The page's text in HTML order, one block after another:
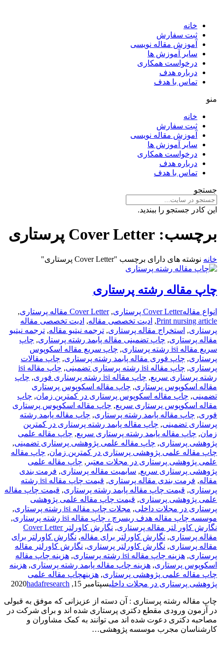
خانه
ثبت سفارش
آموزش مقاله نویسی
سایر آموزش ها
درخواست همکاری
درباره هدف
تماس با هدف
منو
خانه
ثبت سفارش
آموزش مقاله نویسی
سایر آموزش ها
درخواست همکاری
درباره هدف
تماس با هدف
جستجو
این کادر جستجو را ببندید.
برچسب: Cover Letter پرستاری
خانه نوشته های دارای برچسب "Cover Letter پرستاری"
چاپ مقاله رشته پرستاری
انواع مقالهCover Letter پرستاری ,Cover Letter مقاله پرستاری
,
Print nursing article
, ادیت تخصصی مقاله, ادیت تخصصی مقاله
پرستاری, استخراج مقاله پرستاری, ترجمه نیتیو مقاله, ترجمه نیتیو
مقاله پرستاری, چاپ تضمینی مقاله پابمد رشته پرستاری, چاپ
سریع مقاله isi رشته پرستاری
, چاپ سریع مقاله اسکوپوس
پرستاری, چاپ فوری مقاله پابمد رشته پرستاری, چاپ مقالات
پرستاری, چاپ مقاله isi رشته پرستاری تضمینی ,
چاپ مقاله isi
رشته پرستاری سریع, چاپ مقاله isi رشته پرستاری فوری , چاپ
مقاله اسکوپوس پرستاری, چاپ مقاله اسکوپوس پرستاری
تضمینی, چاپ مقاله اسکوپوس پرستاری در کمترین زمان, چاپ
مقاله اسکوپوس پرستاری سریع, چاپ مقاله اسکوپوس پرستاری
فوری, چاپ مقاله پابمد رشته پرستاری, چاپ مقاله پابمد رشته
پرستاری تضمینی, چاپ مقاله پابمد رشته پرستاری در کمترین
زمان, چاپ مقاله پابمد رشته پرستاری سریع, چاپ مقاله علمی
پژوهشی پرستاری, چاپ مقاله علمی پژوهشی پرستاری تضمینی,
چاپ مقاله علمی پژوهشی پرستاری در کمترین زمان, چاپ مقاله
علمی پژوهشی پرستاری در مجلات معتبر , چاپ مقاله علمی
پژوهشی پرستاری سریع, سابمیت مقاله پرستاری, فرمت­ بندی
مقاله, فرمت­ بندی مقاله پرستاری,
قیمت چاپ مقاله isi رشته
پرستاری, قیمت چاپ مقاله پابمد رشته پرستاری, قیمت چاپ مقاله
علمی پژوهشی پرستاری, قیمت چاپ مقاله علمی پژوهشی
پرستاری در مجلات داخلی, مجلات چاپ مقاله isi رشته پرستاری
,
موسسه چاپ مقاله هدف ریسرچ ، چاپ مقاله isi رشته پرستاری
,
نگارش کاور لتر مقاله پرستاری,
نگارش کاورلتر Cover Letter
مقاله پرستاری, نگارش کاورلتر برای مقاله, نگارش کاورلتر برای
مقاله پرستاری, نگارش کاورلتر پرستاری, نگارش کاورلتر مقاله
پرستاری, هزینه چاپ مقاله isi رشته پرستاری , هزینه چاپ مقاله
اسکوپوس پرستاری, هزینه چاپ مقاله پابمد رشته پرستاری, هزینه
چاپ مقاله علمی پژوهشی پرستاری, هزینهچاپ مقاله علمی
پژوهشی پرستاری در مجلات داخلیسپتامبر 15, 2020 hadafresearch
چاپ مقاله رشته پرستاری : آن دسته از عزیزانی که موفق به قبولی
در آزمون ورودی مقطع دکتری پرستاری شده اند و برای شرکت در
مصاحبه دکتری دعوت شده اند می توانند به کمک مشاوران و
کارشناسان مجرب موسسه پژوهشی…